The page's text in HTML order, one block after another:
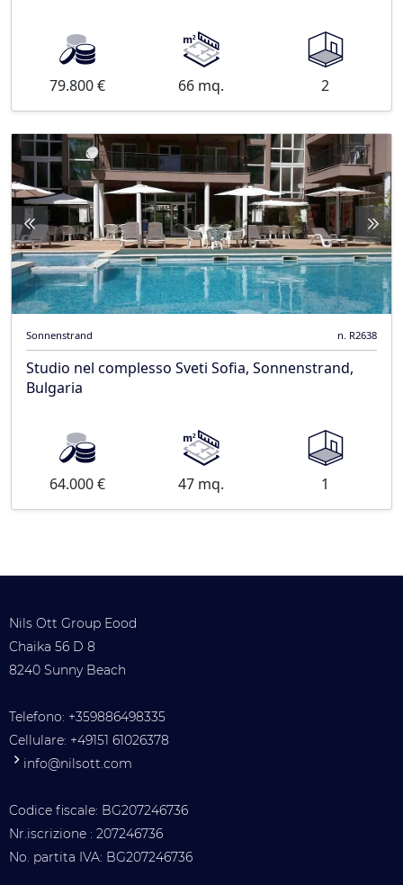
79.800 € 66 mq. 2
Sonnenstrand n. R2638
Studio nel complesso Sveti Sofia, Sonnenstrand,
Bulgaria
64.000 € 47 mq. 1
Nils Ott Group Eood
Chaika 56 D 8
8240 Sunny Beach
Telefono: +359886498335
Cellulare: +49151 61026378
info@nilsott.com
Codice fiscale: BG207246736
Nr.iscrizione : 207246736
No. partita IVA: BG207246736